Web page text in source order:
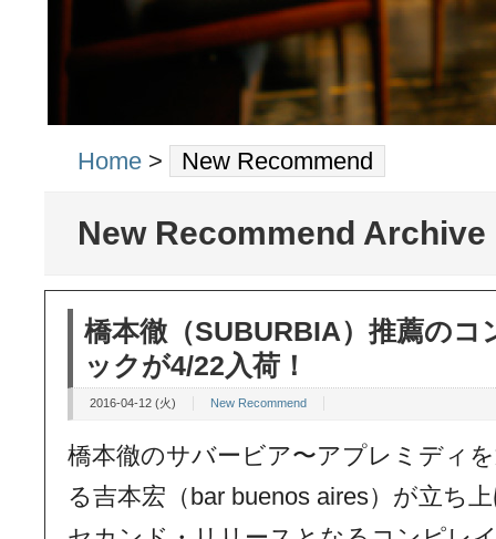
Home > New Recommend
New Recommend Archive
橋本徹（SUBURBIA）推薦のコ
ックが4/22入荷！
2016-04-12 (火) New Recommend
橋本徹のサバービア〜アプレミディ
る吉本宏（bar buenos aires）が立ち